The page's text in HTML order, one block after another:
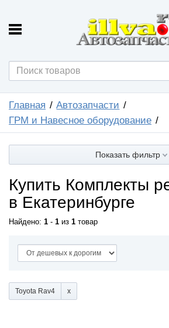
Главная
Автозапчасти
ГРМ и Навесное оборудование
Показать фильтр
Купить Комплекты
в Екатеринбурге
Найдено: 1 - 1 из 1 товар
Toyota Rav4